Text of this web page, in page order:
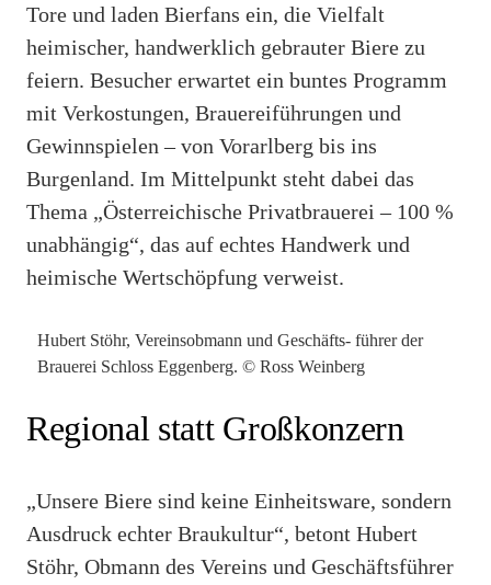
Tore und laden Bierfans ein, die Vielfalt
heimischer, handwerklich gebrauter Biere zu
feiern. Besucher erwartet ein buntes Programm
mit Verkostungen, Brauereiführungen und
Gewinnspielen – von Vorarlberg bis ins
Burgenland. Im Mittelpunkt steht dabei das
Thema „Österreichische Privatbrauerei – 100 %
unabhängig“, das auf echtes Handwerk und
heimische Wertschöpfung verweist.
Hubert Stöhr, Vereinsobmann und Geschäfts- führer der
Brauerei Schloss Eggenberg. © Ross Weinberg
Regional statt Großkonzern
„Unsere Biere sind keine Einheitsware, sondern
Ausdruck echter Braukultur“, betont Hubert
Stöhr, Obmann des Vereins und Geschäftsführer